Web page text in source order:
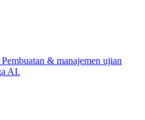
& manajemen ujian
AI.